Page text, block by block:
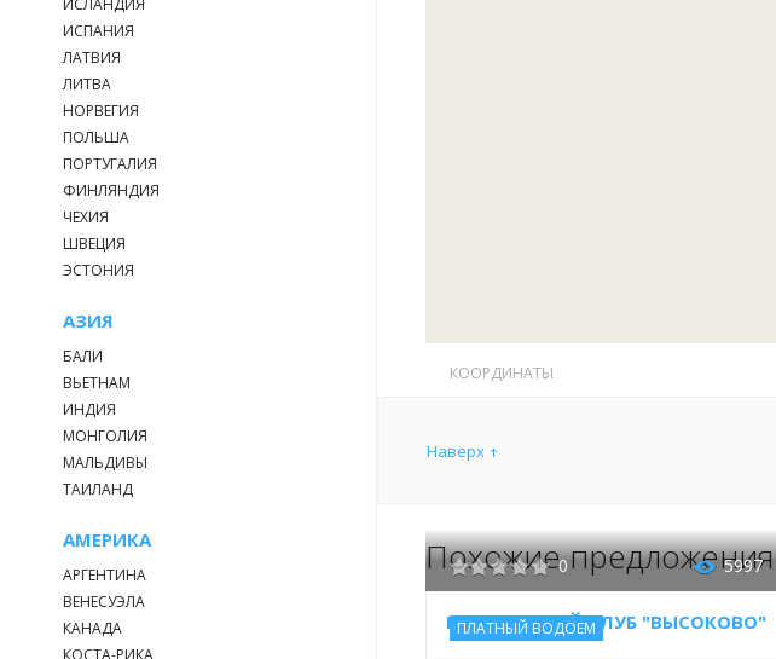
ИСЛАНДИЯ
ИСПАНИЯ
ЛАТВИЯ
ЛИТВА
НОРВЕГИЯ
ПОЛЬША
ПОРТУГАЛИЯ
ФИНЛЯНДИЯ
ЧЕХИЯ
ШВЕЦИЯ
ЭСТОНИЯ
АЗИЯ
БАЛИ
ВЬЕТНАМ
ИНДИЯ
МОНГОЛИЯ
МАЛЬДИВЫ
ТАИЛАНД
АМЕРИКА
АРГЕНТИНА
ВЕНЕСУЭЛА
КАНАДА
КОСТА-РИКА
КООРДИНАТЫ
Наверх
Похожие предложения
ПЛАТНЫЙ ВОДОЕМ
0 5997
РЫБОЛОВНЫЙ КЛУБ "ВЫСОКОВО"